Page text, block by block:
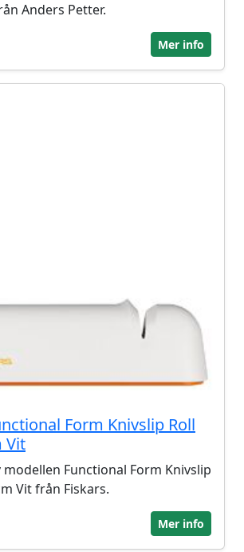
Anders Petter.
Mer info
Form Knivslip Roll
Vit
Functional Form Knivslip
Vit från Fiskars.
Mer info